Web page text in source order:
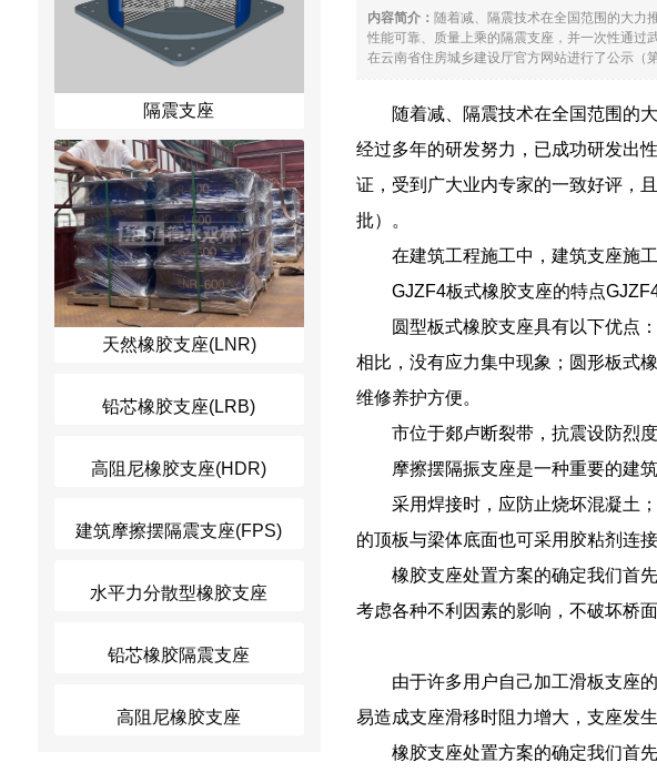
隔震支座
天然橡胶支座(LNR)
铅芯橡胶支座(LRB)
高阻尼橡胶支座(HDR)
建筑摩擦摆隔震支座(FPS)
水平力分散型橡胶支座
铅芯橡胶隔震支座
高阻尼橡胶支座
内容简介： 随着减、隔震技术在全国范围的大力
性能可靠、质量上乘的隔震支座，并一次性通过
在云南省住房城乡建设厅官方网站进行了公示（
随着减、隔震技术在全国范围的
经过多年的研发努力，已成功研发出
证，受到广大业内专家的一致好评，
批）。
在建筑工程施工中，建筑支座施
GJZF4板式橡胶支座的特点
圆型板式橡胶支座具有以下优点
相比，没有应力集中现象；圆形板式
维修养护方便。
市位于郯卢断裂带，抗震设防烈
摩擦摆隔振支座是一种重要的建
采用焊接时，应防止烧坏混凝土
的顶板与梁体底面也可采用胶粘剂连接
橡胶支座处置方案的确定我们首
考虑各种不利因素的影响，不破坏桥面
由于许多用户自己加工滑板支座
易造成支座滑移时阻力增大，支座发
橡胶支座处置方案的确定我们首